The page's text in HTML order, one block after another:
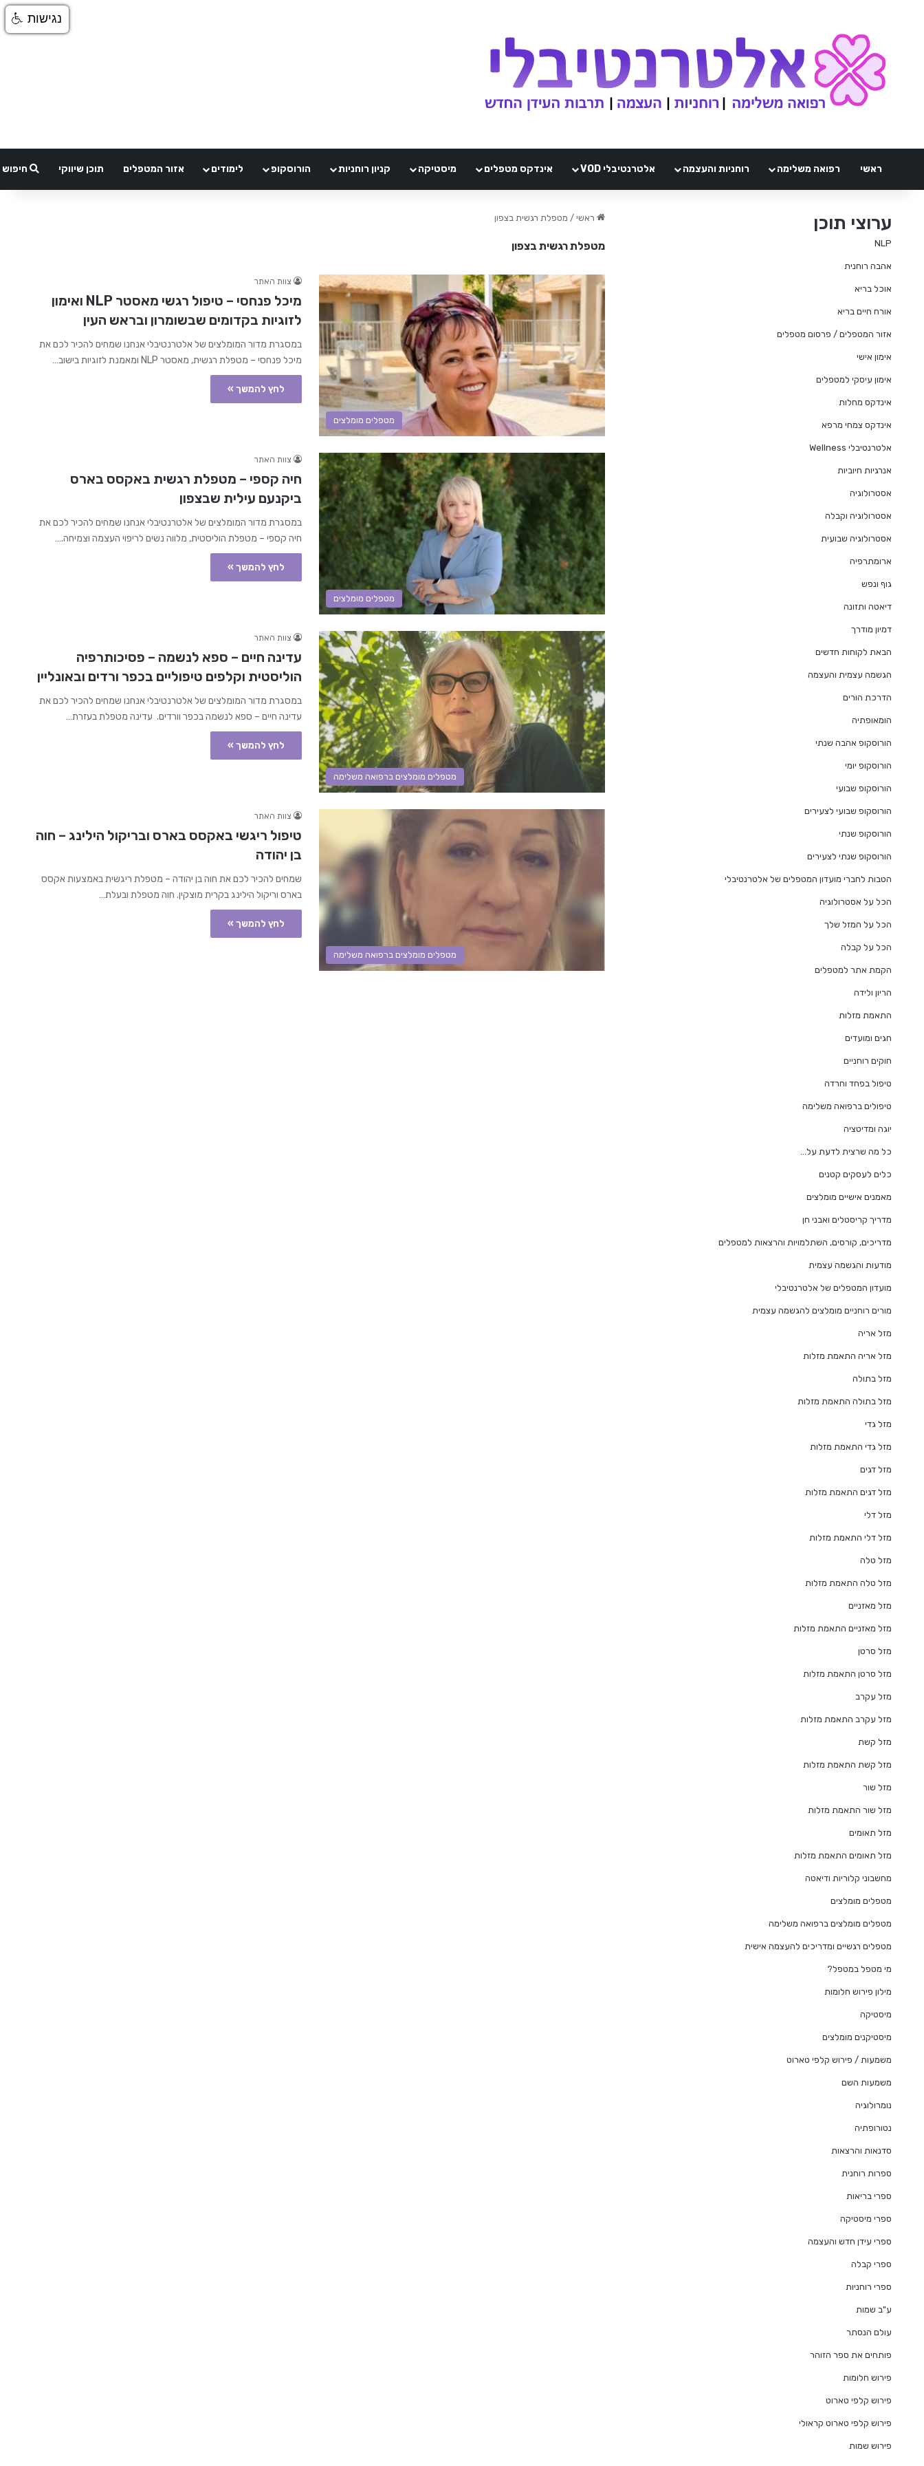
ראשי רפואה משלימה רוחניות והעצמה אלטרנטיבלי VOD אינדקס מטפלים מיסטיקה קניון רוחניות הורוסקופ לימודים אזור המטפלים תוכן שיווקי חיפוש
ראשי / מטפלת רגשית בצפון
מטפלת רגשית בצפון
מטפלים מומלצים
צוות האתר
מיכל פנחסי – טיפול רגשי מאסטר NLP ואימון
לזוגיות בקדומים שבשומרון ובראש העין
במסגרת מדור המומלצים של אלטרנטיבלי אנחנו שמחים להכיר לכם את
מיכל פנחסי – מטפלת רגשית, מאסטר NLP ומאמנת לזוגיות בישוב…
לחץ להמשך »
מטפלים מומלצים
צוות האתר
חיה קספי – מטפלת רגשית באקסס בארס
ביקנעם עילית שבצפון
במסגרת מדור המומלצים של אלטרנטיבלי אנחנו שמחים להכיר לכם את
חיה קספי – מטפלת הוליסטית, מלווה נשים לריפוי העצמה וצמיחה.…
לחץ להמשך »
מטפלים מומלצים ברפואה משלימה
צוות האתר
עדינה חיים – ספא לנשמה – פסיכותרפיה
הוליסטית וקלפים טיפוליים בכפר ורדים ובאונליין
במסגרת מדור המומלצים של אלטרנטיבלי אנחנו שמחים להכיר לכם את
עדינה חיים – ספא לנשמה בכפר וורדים. עדינה מטפלת בעזרת…
לחץ להמשך »
מטפלים מומלצים ברפואה משלימה
צוות האתר
טיפול ריגשי באקסס בארס ובריקול הילינג – חוה
בן יהודה
שמחים להכיר לכם את חוה בן יהודה – מטפלת ריגשית באמצעות אקסס
בארס וריקול הילינג בקרית מוצקין. חוה מטפלת ובעלת…
לחץ להמשך »
ערוצי תוכן
NLP
אהבה רוחנית
אוכל בריא
אורח חיים בריא
אזור המטפלים / פרסום מטפלים
אימון אישי
אימון עיסקי למטפלים
אינדקס מחלות
אינדקס צמחי מרפא
אלטרנטיבלי Wellness
אנרגיות חיוביות
אסטרולוגיה
אסטרולוגיה וקבלה
אסטרולוגיה שבועית
ארומתרפיה
גוף ונפש
דיאטה ותזונה
דמיון מודרך
הבאת לקוחות חדשים
הגשמה עצמית והעצמה
הדרכת הורים
הומאופתיה
הורוסקופ אהבה שנתי
הורוסקופ יומי
הורוסקופ שבועי
הורוסקופ שבועי לצעירים
הורוסקופ שנתי
הורוסקופ שנתי לצעירים
הטבות לחברי מועדון המטפלים של אלטרנטיבלי
הכל על אסטרולוגיה
הכל על המזל שלך
הכל על קבלה
הקמת אתר למטפלים
הריון ולידה
התאמת מזלות
חגים ומועדים
חוקים רוחניים
טיפול בפחד וחרדה
טיפולים ברפואה משלימה
יוגה ומדיטציה
כל מה שרצית לדעת על…
כלים לעסקים קטנים
מאמנים אישיים מומלצים
מדריך קריסטלים ואבני חן
מדריכים, קורסים, השתלמויות והרצאות למטפלים
מודעות והגשמה עצמית
מועדון המטפלים של אלטרנטיבלי
מורים רוחניים מומלצים להגשמה עצמית
מזל אריה
מזל אריה התאמת מזלות
מזל בתולה
מזל בתולה התאמת מזלות
מזל גדי
מזל גדי התאמת מזלות
מזל דגים
מזל דגים התאמת מזלות
מזל דלי
מזל דלי התאמת מזלות
מזל טלה
מזל טלה התאמת מזלות
מזל מאזניים
מזל מאזניים התאמת מזלות
מזל סרטן
מזל סרטן התאמת מזלות
מזל עקרב
מזל עקרב התאמת מזלות
מזל קשת
מזל קשת התאמת מזלות
מזל שור
מזל שור התאמת מזלות
מזל תאומים
מזל תאומים התאמת מזלות
מחשבוני קלוריות ודיאטה
מטפלים מומלצים
מטפלים מומלצים ברפואה משלימה
מטפלים רגשיים ומדריכים להעצמה אישית
מי מטפל במטפל?
מילון פירוש חלומות
מיסטיקה
מיסטיקנים מומלצים
משמעות / פירוש קלפי טארוט
משמעות השם
נומרולוגיה
נטורופתיה
סדנאות והרצאות
ספרות רוחנית
ספרי בריאות
ספרי מיסטיקה
ספרי עידן חדש והעצמה
ספרי קבלה
ספרי רוחניות
ע"ב שמות
עולם הנסתר
פותחים את ספר הזוהר
פירוש חלומות
פירוש קלפי טארוט
פירוש קלפי טארוט קראולי
פירוש שמות
נגישות